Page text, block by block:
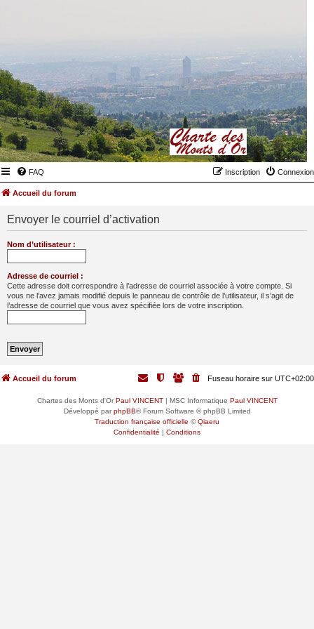
FAQ Connexion
Inscription
Accueil du forum
Envoyer le courriel d’activation
Nom d’utilisateur :
Adresse de courriel :
Cette adresse doit correspondre à l’adresse de courriel associée à votre compte. Si
vous ne l’avez jamais modifié depuis le panneau de contrôle de l’utilisateur, il s’agit de
l’adresse de courriel que vous avez spécifiée lors de votre inscription.
Accueil du forum Fuseau horaire sur UTC+02:00
Chartes des Monts d'OrPaul VINCENT| MSC Informatique Paul VINCENT
Développé parphpBB® Forum Software © phpBB Limited
Traduction française officielle ©Qiaeru
Confidentialité | Conditions